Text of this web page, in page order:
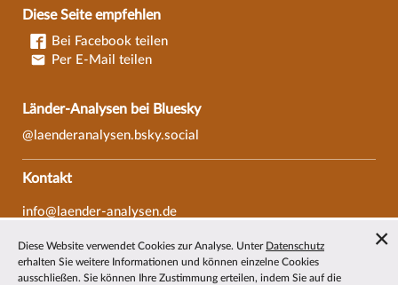
Diese Seite empfehlen
Bei Facebook teilen
Per E-Mail teilen
Länder-Analysen bei Bluesky
@laenderanalysen.bsky.social
Kontakt
info@laender-analysen.de
Fax: 0421/218-69607
Diese Website verwendet Cookies zur Analyse. Unter Datenschutz
erhalten Sie weitere Informationen und können einzelne Cookies
ausschließen. Sie können Ihre Zustimmung erteilen, indem Sie auf die